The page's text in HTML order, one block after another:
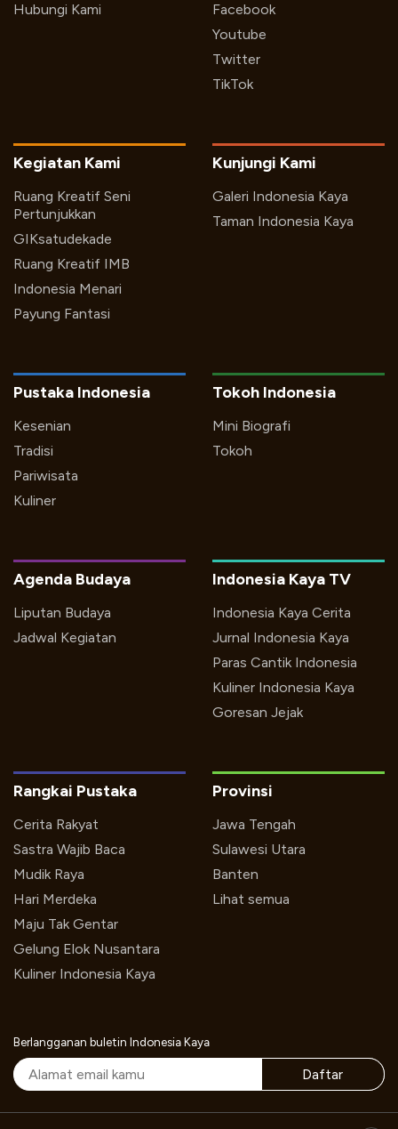
Hubungi Kami
Facebook
Youtube
Twitter
TikTok
Kegiatan Kami
Ruang Kreatif Seni
Pertunjukkan
GIKsatudekade
Ruang Kreatif IMB
Indonesia Menari
Payung Fantasi
Kunjungi Kami
Galeri Indonesia Kaya
Taman Indonesia Kaya
Pustaka Indonesia
Kesenian
Tradisi
Pariwisata
Kuliner
Tokoh Indonesia
Mini Biografi
Tokoh
Indonesia Kaya TV
Indonesia Kaya Cerita
Jurnal Indonesia Kaya
Paras Cantik Indonesia
Kuliner Indonesia Kaya
Goresan Jejak
Agenda Budaya
Liputan Budaya
Jadwal Kegiatan
Rangkai Pustaka
Cerita Rakyat
Sastra Wajib Baca
Mudik Raya
Hari Merdeka
Maju Tak Gentar
Gelung Elok Nusantara
Kuliner Indonesia Kaya
Provinsi
Jawa Tengah
Sulawesi Utara
Banten
Lihat semua
Berlangganan buletin Indonesia Kaya
Daftar